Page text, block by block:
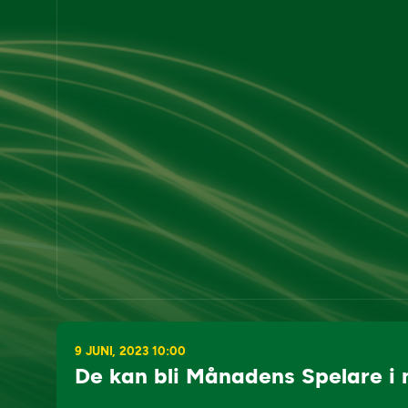
9 JUNI, 2023 10:00
De kan bli Månadens Spelare i